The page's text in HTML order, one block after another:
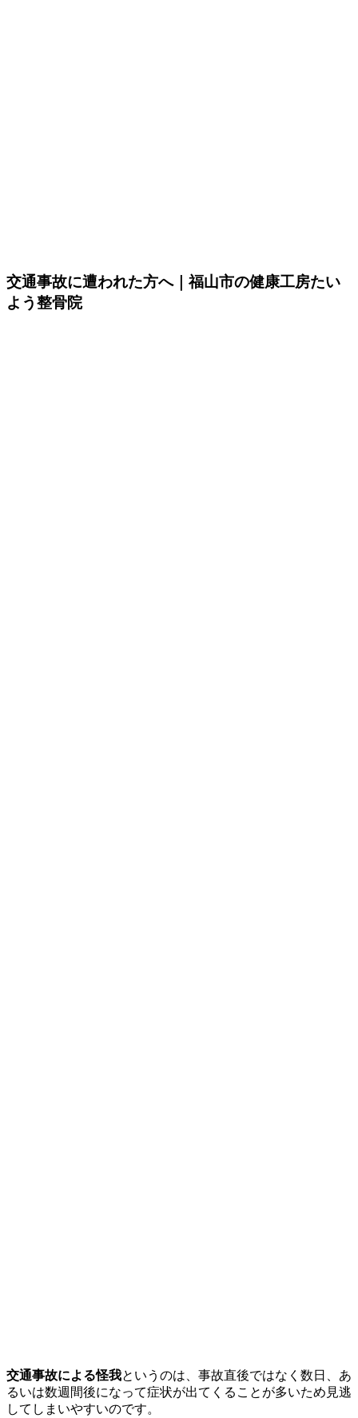
交通事故に遭われた方へ｜福山市の健康工房たい
よう整骨院
交通事故による怪我というのは、事故直後ではなく数日、あ
るいは数週間後になって症状が出てくることが多いため見逃
してしまいやすいのです。